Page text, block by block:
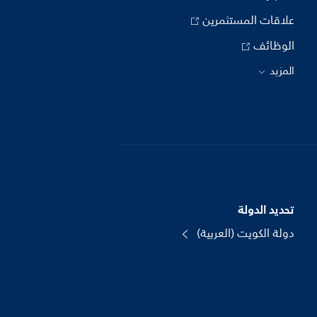
علاقات المستثمرين
الوظائف
المزيد
تحديد الدولة
دولة الكويت (العربية)